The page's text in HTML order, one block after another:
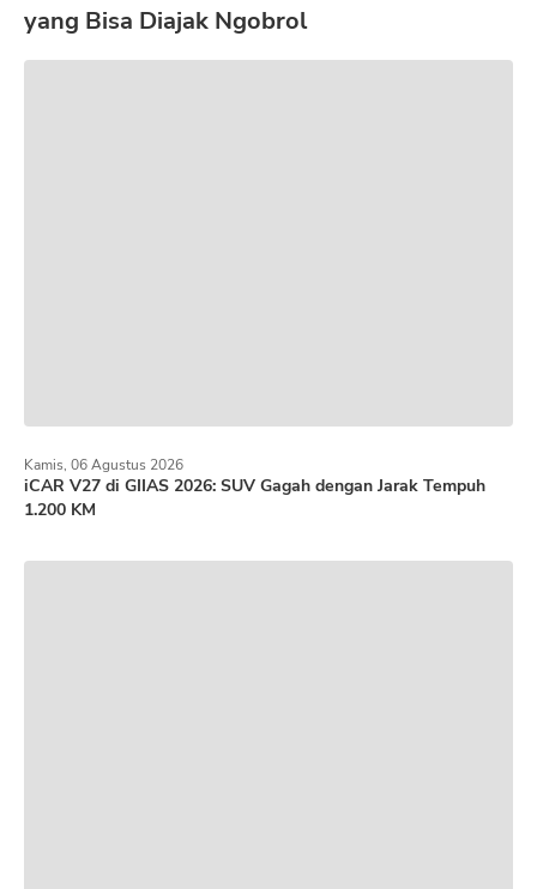
yang Bisa Diajak Ngobrol
iCAR V27 di GIIAS 2026: SUV Gagah dengan Jarak Tempuh
1.200 KM
Kamis, 06 Agustus 2026